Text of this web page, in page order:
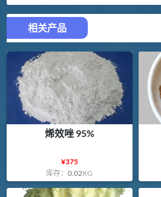
相关产品
烯效唑 95%
¥375
库存：0.02KG